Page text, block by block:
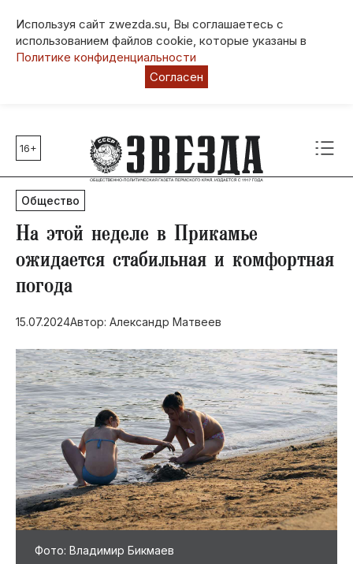
Используя сайт zwezda.su, Вы соглашаетесь с
использованием файлов cookie, которые указаны в
Политике конфиденциальности
Согласен
Главные темы
80 лет Победы
Молодежная столица РФ
СВО
Выборы в Пермском крае
Социальная поддержка
Инфраструктура
Благоустройство
16+
Общество
На этой неделе в Прикамье
ожидается стабильная и комфортная
погода
15.07.2024Автор: Александр Матвеев
Фото: Владимир Бикмаев